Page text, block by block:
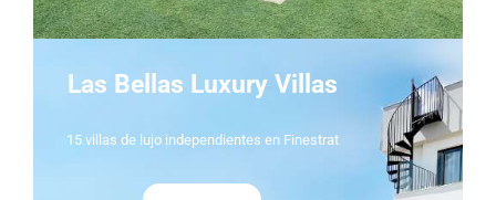
Las Bellas Luxury Villas
15 villas de lujo independientes en Finestrat